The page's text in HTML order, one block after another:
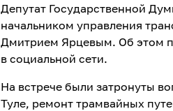
Депутат Государственной
начальником управления
Дмитрием Ярцевым. Об этом
в социальной сети.
На встрече были затронуты
Туле, ремонт трамвайных